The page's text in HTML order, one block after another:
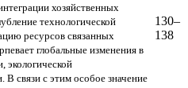
хозяйственных
технологической
ресурсов связанных
глобальные изменения в
экологической
связи с этим особое значение
130–
138